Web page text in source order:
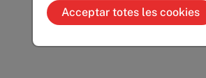
Acceptar totes les cookies